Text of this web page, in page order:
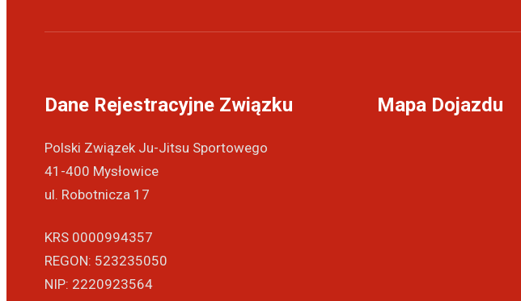
Dane Rejestracyjne Związku
Polski Związek Ju-Jitsu Sportowego
41-400 Mysłowice
ul. Robotnicza 17
KRS 0000994357
REGON: 523235050
NIP: 2220923564
Mapa Dojazdu